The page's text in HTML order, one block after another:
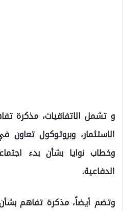
و تشمل الاتفاقيات، مذكرة
الاستثمار، وبروتوكول تعاون
وخطاب نوايا بشأن بدء
الدفاعية.
وتضم أيضاً، مذكرة تفاهم